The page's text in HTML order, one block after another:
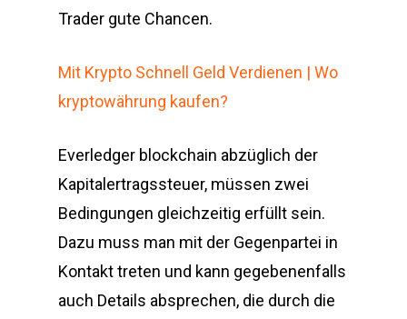
Trader gute Chancen.
Mit Krypto Schnell Geld Verdienen | Wo
kryptowährung kaufen?
Everledger blockchain abzüglich der
Kapitalertragssteuer, müssen zwei
Bedingungen gleichzeitig erfüllt sein.
Dazu muss man mit der Gegenpartei in
Kontakt treten und kann gegebenenfalls
auch Details absprechen, die durch die